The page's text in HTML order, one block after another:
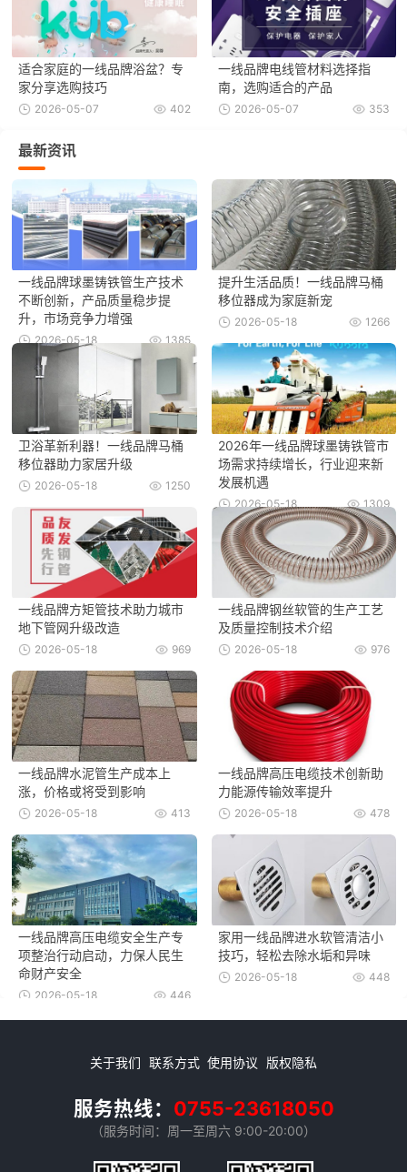
适合家庭的一线品牌浴盆？专
家分享选购技巧
402
2026-05-07
一线品牌电线管材料选择指
南，选购适合的产品
353
2026-05-07
最新资讯
一线品牌球墨铸铁管生产技术
不断创新，产品质量稳步提
升，市场竞争力增强
1385
2026-05-18
提升生活品质！一线品牌马桶
移位器成为家庭新宠
1266
2026-05-18
卫浴革新利器！一线品牌马桶
移位器助力家居升级
1250
2026-05-18
2026年一线品牌球墨铸铁管市
场需求持续增长，行业迎来新
发展机遇
1309
2026-05-18
一线品牌方矩管技术助力城市
地下管网升级改造
969
2026-05-18
一线品牌钢丝软管的生产工艺
及质量控制技术介绍
976
2026-05-18
一线品牌水泥管生产成本上
涨，价格或将受到影响
413
2026-05-18
一线品牌高压电缆技术创新助
力能源传输效率提升
478
2026-05-18
一线品牌高压电缆安全生产专
项整治行动启动，力保人民生
命财产安全
446
2026-05-18
家用一线品牌进水软管清洁小
技巧，轻松去除水垢和异味
448
2026-05-18
关于我们 联系方式 使用协议 版权隐私
服务热线： 0755-23618050
（服务时间：周一至周六 9:00-20:00）